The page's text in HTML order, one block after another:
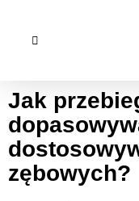
Jak
zębowych?